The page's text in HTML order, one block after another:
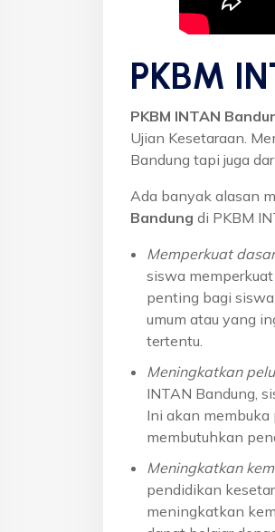
PKBM
PKBM INTAN
Ujian Kesetaraan.
Bandung tapi juga
Ada banyak alasan
Bandung di PKBM
Memperkuat
siswa
penting bagi
umum atau yang
tertentu.
Meningkatkan
INTAN Bandung,
Ini akan membuka
membutuhkan
Meningkatkan
pendidikan
meningkatkan